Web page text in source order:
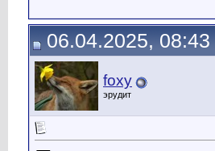
06.04.2025, 08:43
foxy
эрудит